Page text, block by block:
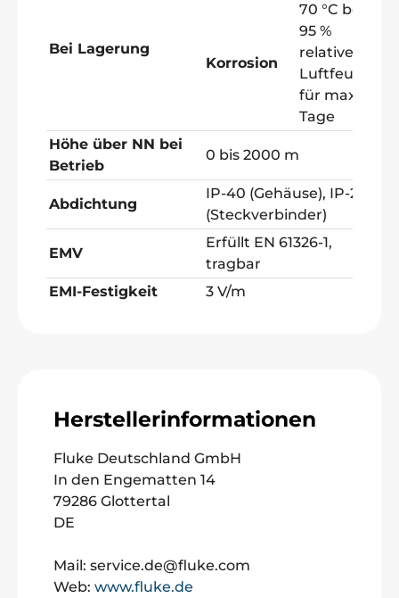
Bei Lagerung
Korrosion
70 °C bei
95 %
relativer
Luftfeuchte
für max. 5
Tage
Höhe über NN bei
Betrieb
0 bis 2000 m
Abdichtung
IP-40 (Gehäuse), IP-20
(Steckverbinder)
EMV
Erfüllt EN 61326-1,
tragbar
EMI-Festigkeit
3 V/m
Herstellerinformationen
Fluke Deutschland GmbH
In den Engematten 14
79286 Glottertal
DE
Mail: service.de@fluke.com
Web: www.fluke.de